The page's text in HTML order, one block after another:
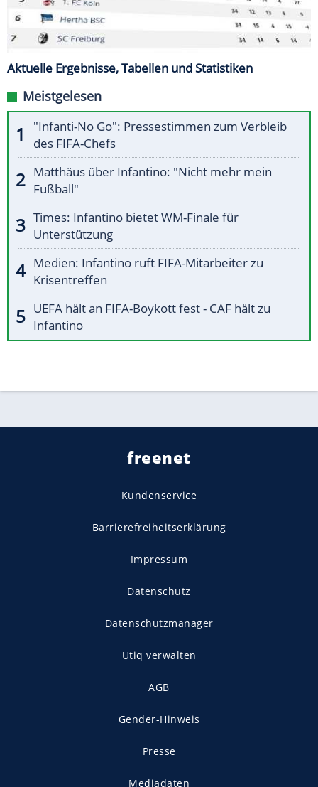
Aktuelle Ergebnisse, Tabellen und Statistiken
Meistgelesen
"Infanti-No Go": Pressestimmen zum Verbleib
des FIFA-Chefs
Matthäus über Infantino: "Nicht mehr mein
Fußball"
Times: Infantino bietet WM-Finale für
Unterstützung
Medien: Infantino ruft FIFA-Mitarbeiter zu
Krisentreffen
UEFA hält an FIFA-Boykott fest - CAF hält zu
Infantino
freenet
Kundenservice
Barrierefreiheitserklärung
Impressum
Datenschutz
Datenschutzmanager
Utiq verwalten
AGB
Gender-Hinweis
Presse
Mediadaten